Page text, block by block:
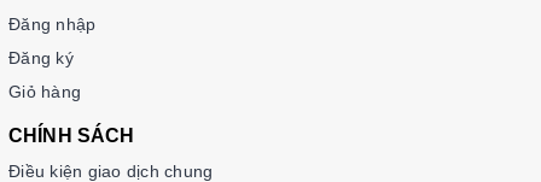
Đăng nhập
Đăng ký
Giỏ hàng
CHÍNH SÁCH
Điều kiện giao dịch chung